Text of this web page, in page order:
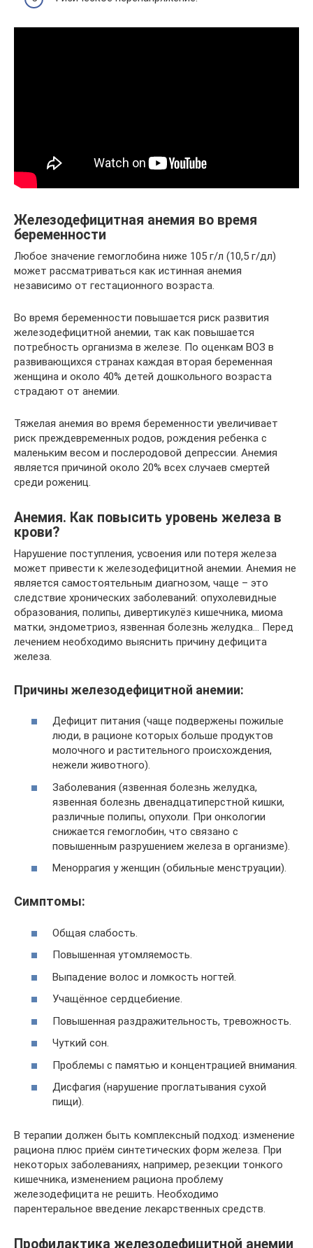
Железодефицитная анемия во время
беременности
Любое значение гемоглобина ниже 105 г/л (10,5 г/дл)
может рассматриваться как истинная анемия
независимо от гестационного возраста.
Во время беременности повышается риск развития
железодефицитной анемии, так как повышается
потребность организма в железе. По оценкам ВОЗ в
развивающихся странах каждая вторая беременная
женщина и около 40% детей дошкольного возраста
страдают от анемии.
Тяжелая анемия во время беременности увеличивает
риск преждевременных родов, рождения ребенка с
маленьким весом и послеродовой депрессии. Анемия
является причиной около 20% всех случаев смертей
среди рожениц.
Анемия. Как повысить уровень железа в
крови?
Нарушение поступления, усвоения или потеря железа
может привести к железодефицитной анемии. Анемия не
является самостоятельным диагнозом, чаще – это
следствие хронических заболеваний: опухолевидные
образования, полипы, дивертикулёз кишечника, миома
матки, эндометриоз, язвенная болезнь желудка… Перед
лечением необходимо выяснить причину дефицита
железа.
Причины железодефицитной анемии:
Дефицит питания (чаще подвержены пожилые
люди, в рационе которых больше продуктов
молочного и растительного происхождения,
нежели животного).
Заболевания (язвенная болезнь желудка,
язвенная болезнь двенадцатиперстной кишки,
различные полипы, опухоли. При онкологии
снижается гемоглобин, что связано с
повышенным разрушением железа в организме).
Меноррагия у женщин (обильные менструации).
Симптомы:
Общая слабость.
Повышенная утомляемость.
Выпадение волос и ломкость ногтей.
Учащённое сердцебиение.
Повышенная раздражительность, тревожность.
Чуткий сон.
Проблемы с памятью и концентрацией внимания.
Дисфагия (нарушение проглатывания сухой
пищи).
В терапии должен быть комплексный подход: изменение
рациона плюс приём синтетических форм железа. При
некоторых заболеваниях, например, резекции тонкого
кишечника, изменением рациона проблему
железодефицита не решить. Необходимо
парентеральное введение лекарственных средств.
Профилактика железодефицитной анемии